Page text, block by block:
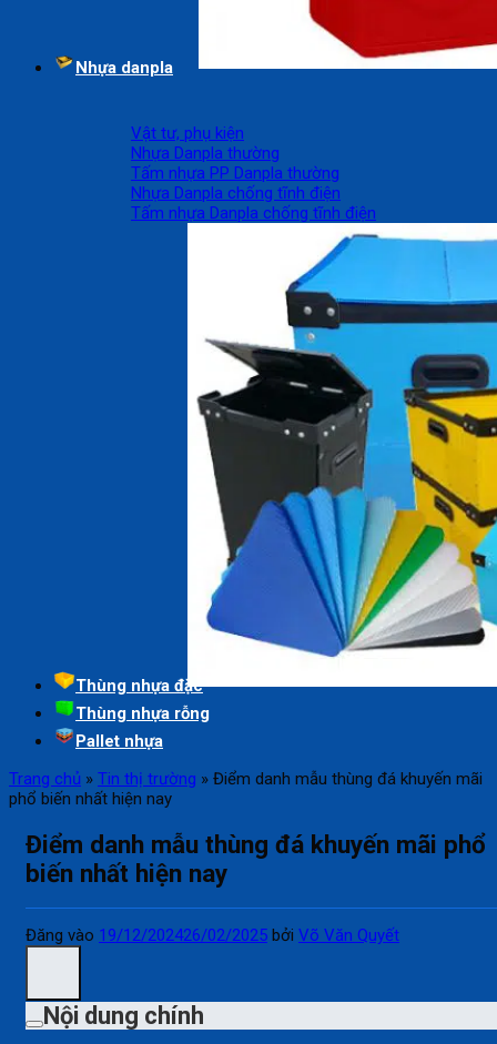
Nhựa danpla
Vật tư, phụ kiện
Nhựa Danpla thường
Tấm nhựa PP Danpla thường
Nhựa Danpla chống tĩnh điện
Tấm nhựa Danpla chống tĩnh điện
Thùng nhựa đặc
Thùng nhựa rỗng
Pallet nhựa
Trang chủ » Tin thị trường » Điểm danh mẫu thùng đá khuyến mãi
phổ biến nhất hiện nay
Điểm danh mẫu thùng đá khuyến mãi phổ
biến nhất hiện nay
Đăng vào 19/12/202426/02/2025 bởi Võ Văn Quyết
Nội dung chính